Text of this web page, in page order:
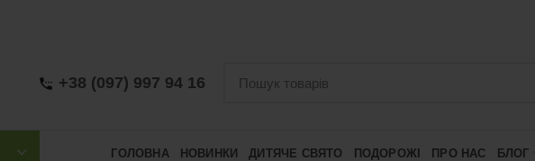
+38 (097) 997 94 16
ГОЛОВНА НОВИНКИ ДИТЯЧЕ СВЯТО ПОДОРОЖІ ПРО НАС БЛОГ